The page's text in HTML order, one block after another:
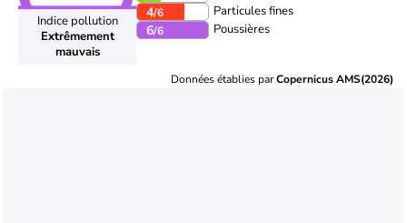
Indice pollution
Extrêmement
mauvais
4/6 Particules fines
6/6 Poussières
Données établies parCopernicus AMS(2026)